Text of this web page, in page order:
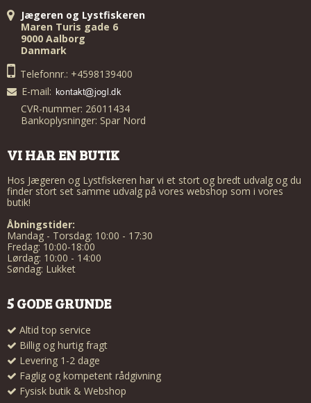
Jægeren og Lystfiskeren
Maren Turis gade 6
9000 Aalborg
Danmark
Telefonnr.: +4598139400
E-mail:
CVR-nummer: 26011434
Bankoplysninger: Spar Nord
VI HAR EN BUTIK
Hos Jægeren og Lystfiskeren har vi et stort og bredt udvalg og du
finder stort set samme udvalg på vores webshop som i vores
butik!
Åbningstider:
Mandag - Torsdag: 10:00 - 17:30
Fredag: 10:00-18:00
Lørdag: 10:00 - 14:00
Søndag: Lukket
5 GODE GRUNDE
Altid top service
Billig og hurtig fragt
Levering 1-2 dage
Faglig og kompetent rådgivning
Fysisk butik & Webshop